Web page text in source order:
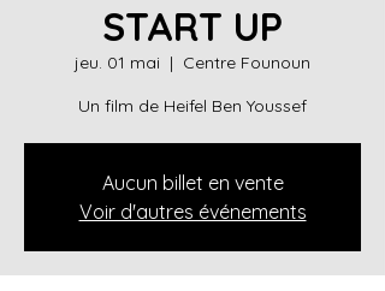
START UP
jeu. 01 mai
  |
Centre Founoun
Un film de Heifel Ben Youssef
Aucun billet en vente
Voir d'autres événements